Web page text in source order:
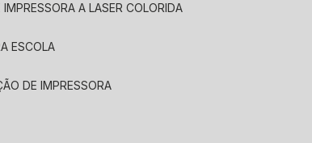
IMPRESSORA A LASER COLORIDA
ESCOLA
DE IMPRESSORA